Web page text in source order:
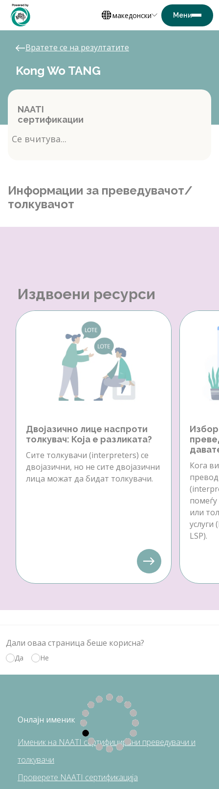
македонски
Вратете се на резултатите
Kong Wo TANG
NAATI
сертификации
Се вчитува...
Информации за преведувачот/
толкувачот
Издвоени ресурси
Двојазично лице наспроти
толкувач: Која е разликата?
Сите толкувачи (interpreters) се
двојазични, но не сите двојазични
лица можат да бидат толкувачи.
Кога
или
услуги
LSP).
Дали оваа страница беше корисна?
Да Не
Онлајн именик
Именик на NAATI сертифицирани преведувачи и
толкувачи
Проверете NAATI сертификација